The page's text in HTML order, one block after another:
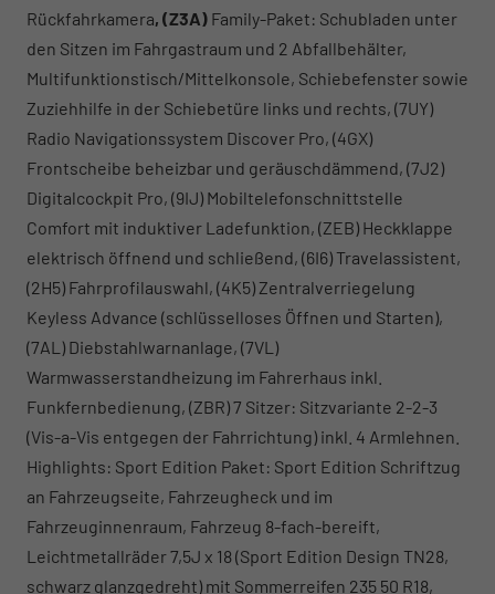
Rückfahrkamera, (Z3A) Family-Paket: Schubladen unter
den Sitzen im Fahrgastraum und 2 Abfallbehälter,
Multifunktionstisch/Mittelkonsole, Schiebefenster sowie
Zuziehhilfe in der Schiebetüre links und rechts, (7UY)
Radio Navigationssystem Discover Pro, (4GX)
Frontscheibe beheizbar und geräuschdämmend, (7J2)
Digitalcockpit Pro, (9IJ) Mobiltelefonschnittstelle
Comfort mit induktiver Ladefunktion, (ZEB) Heckklappe
elektrisch öffnend und schließend, (6I6) Travelassistent,
(2H5) Fahrprofilauswahl, (4K5) Zentralverriegelung
Keyless Advance (schlüsselloses Öffnen und Starten),
(7AL) Diebstahlwarnanlage, (7VL)
Warmwasserstandheizung im Fahrerhaus inkl.
Funkfernbedienung, (ZBR) 7 Sitzer: Sitzvariante 2-2-3
(Vis-a-Vis entgegen der Fahrrichtung) inkl. 4 Armlehnen.
Highlights: Sport Edition Paket: Sport Edition Schriftzug
an Fahrzeugseite, Fahrzeugheck und im
Fahrzeuginnenraum, Fahrzeug 8-fach-bereift,
Leichtmetallräder 7,5J x 18 (Sport Edition Design TN28,
schwarz glanzgedreht) mit Sommerreifen 235 50 R18,